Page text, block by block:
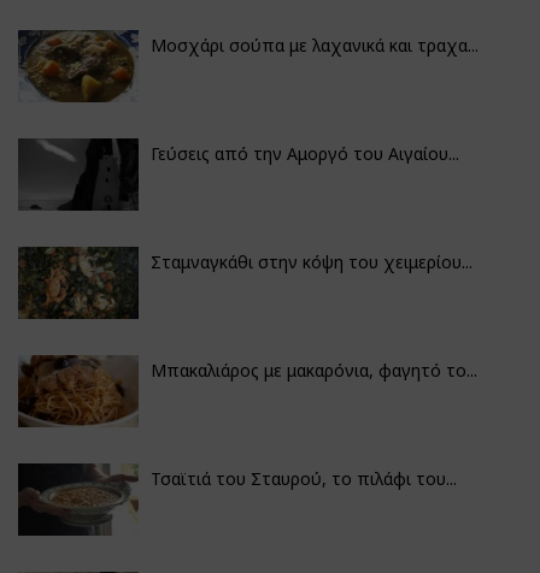
Μοσχάρι σούπα με λαχανικά και τραχα...
Γεύσεις από την Αμοργό του Αιγαίου...
Σταμναγκάθι στην κόψη του χειμερίου...
Μπακαλιάρος με μακαρόνια, φαγητό το...
Τσαϊτιά του Σταυρού, το πιλάφι του...